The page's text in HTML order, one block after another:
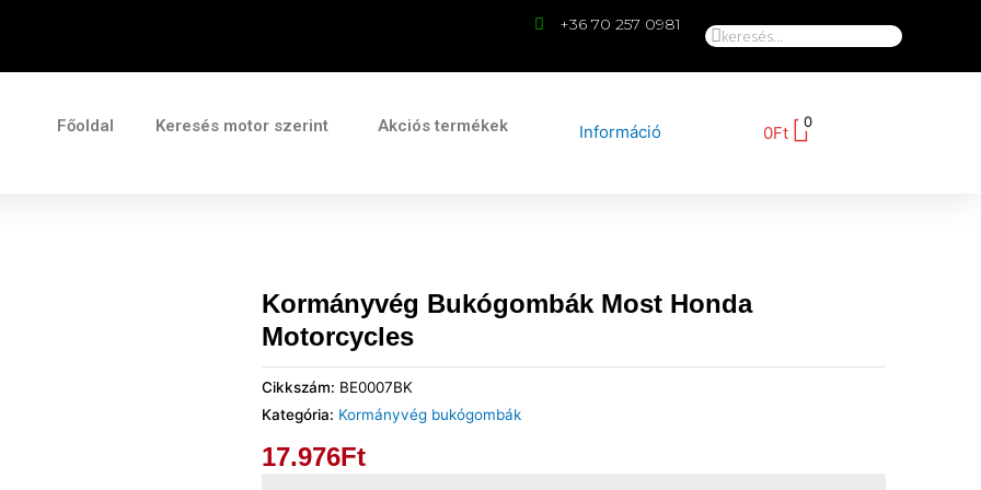
+36 70 257 0981
Főoldal Keresés motor szerint Akciós termékek Információ 0Ft
0
Kormányvég Bukógombák Most Honda
Motorcycles
Cikkszám: BE0007BK
Kategória: Kormányvég bukógombák
17.976Ft